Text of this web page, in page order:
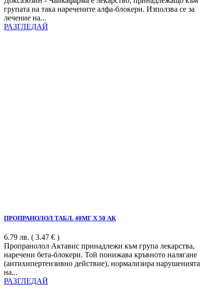
групата на така наречените алфа-блокери. Използва се за
лечение на...
РАЗГЛЕДАЙ
ПРОПРАНОЛОЛ ТАБЛ. 40МГ Х 50 АК
6.79 лв. ( 3.47 € )
Пропранолол Актавис принадлежи към група лекарства,
наречени бета-блокери. Той понижава кръвното налягане
(антихипертензивно действие), нормализира нарушенията
на...
РАЗГЛЕДАЙ